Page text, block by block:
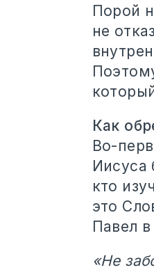
Порой
не
Как
Во-
Иисуса
кто
это
Павел
«Не